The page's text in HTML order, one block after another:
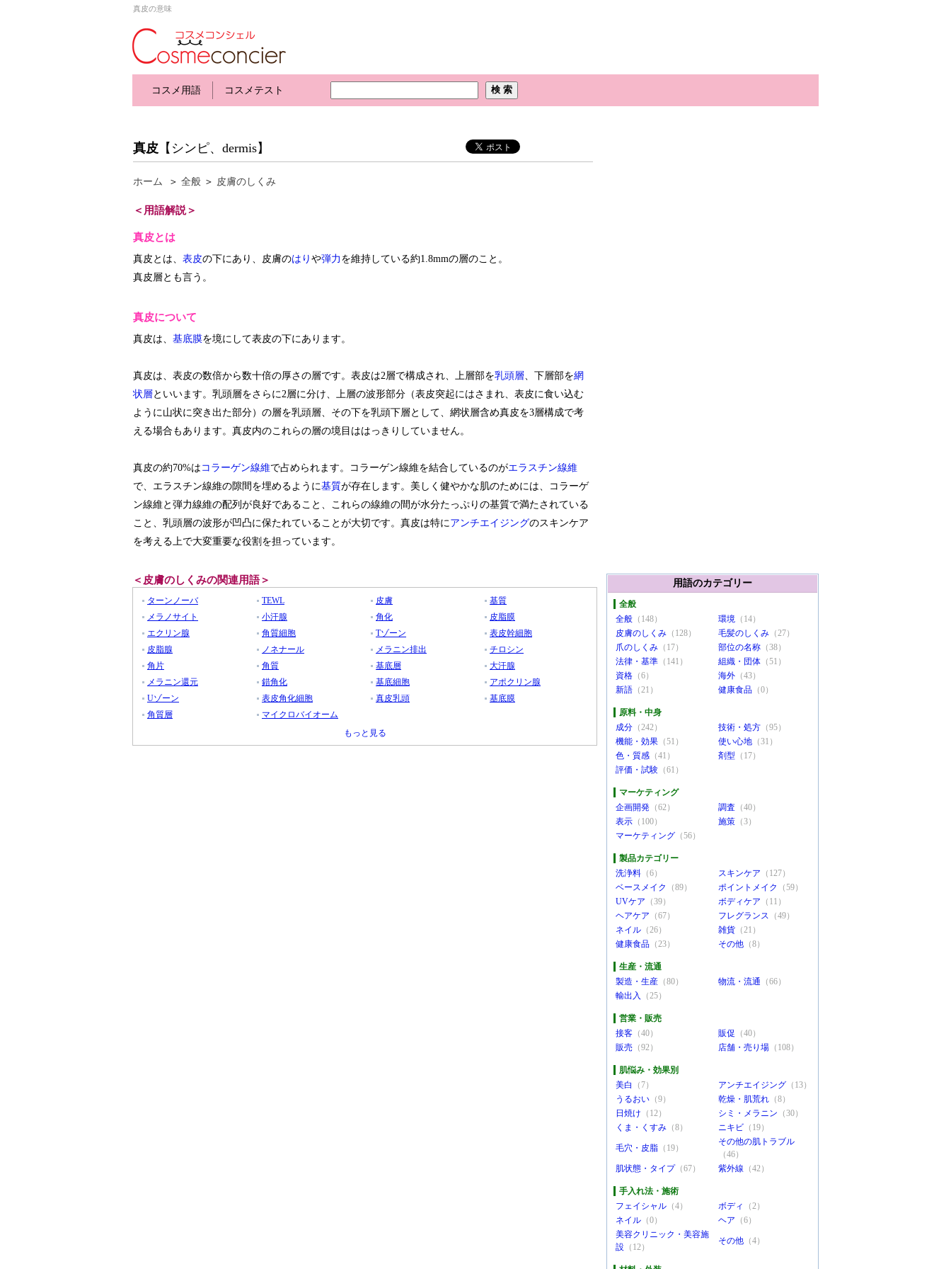
真皮の意味
コスメ用語 コスメテスト
真皮 【シンピ、dermis】
ホーム ＞ 全般 ＞ 皮膚のしくみ
＜用語解説＞
真皮とは
真皮とは、 表皮の下にあり、皮膚のはり や弾力 を維持している約1.8mmの層のこと。
真皮層とも言う。
真皮について
真皮は、 基底膜を境にして表皮の下にあります。
真皮は、表皮の数倍から数十倍の厚さの層です。表皮は2層で構成され、上層部を乳頭層、下層部を網
状層といいます。乳頭層をさらに2層に分け、上層の波形部分（表皮突起にはさまれ、表皮に食い込む
ように山状に突き出た部分）の層を乳頭層、その下を乳頭下層として、網状層含め真皮を3層構成で考
える場合もあります。真皮内のこれらの層の境目ははっきりしていません。
真皮の約70%は コラーゲン線維で占められます。コラーゲン線維を結合しているのがエラスチン線維
で、エラスチン線維の隙間を埋めるように基質が存在します。美しく健やかな肌のためには、コラーゲ
ン線維と弾力線維の配列が良好であること、これらの線維の間が水分たっぷりの基質で満たされている
こと、乳頭層の波形が凹凸に保たれていることが大切です。真皮は特にアンチエイジングのスキンケア
を考える上で大変重要な役割を担っています。
＜皮膚のしくみの関連用語＞
ターンノーバ TEWL 皮膚
基質
メラノサイト
小汗腺 角化
皮脂膜
エクリン腺
角質細胞 Tゾーン
表皮幹細胞
皮脂腺
ノネナール メラニン排出
チロシン
角片
角質 基底層
大汗腺
メラニン還元
錯角化 基底細胞
アポクリン腺
Uゾーン
表皮角化細胞 真皮乳頭
基底膜
角質層
マイクロバイオーム
もっと見る
用語のカテゴリー
全般
全般 （148） 環境 （14）
皮膚のしくみ （128） 毛髪のしくみ （27）
爪のしくみ （17） 部位の名称 （38）
法律・基準 （141） 組織・団体 （51）
資格 （6） 海外 （43）
新語 （21） 健康食品 （0）
原料・中身
成分 （242） 技術・処方 （95）
機能・効果 （51） 使い心地 （31）
色・質感 （41） 剤型 （17）
評価・試験 （61）
マーケティング
企画開発 （62） 調査 （40）
表示 （100） 施策 （3）
マーケティング （56）
製品カテゴリー
洗浄料 （6） スキンケア （127）
ベースメイク
（89） ポイントメイク
（59）
UVケア （39） ボディケア （11）
ヘアケア （67） フレグランス （49）
ネイル （26） 雑貨 （21）
健康食品 （23） その他 （8）
生産・流通
製造・生産 （80） 物流・流通 （66）
輸出入
（25）
営業・販売
接客 （40） 販促 （40）
販売 （92） 店舗・売り場 （108）
肌悩み・効果別
美白
（7） アンチエイジング （13）
うるおい （9） 乾燥・肌荒れ （8）
日焼け （12） シミ・メラニン （30）
くま・くすみ （8） ニキビ （19）
毛穴・皮脂 （19）
その他の肌トラブル
（46）
肌状態・タイプ（67） 紫外線 （42）
手入れ法・施術
フェイシャル （4） ボディ
（2）
ネイル （0） ヘア （6）
美容クリニック・美容施
設 （12）
その他 （4）